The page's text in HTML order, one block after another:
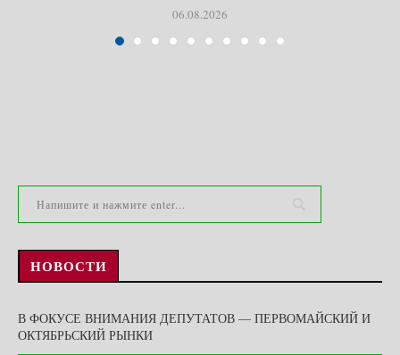
06.08.2026
НОВОСТИ
В ФОКУСЕ ВНИМАНИЯ ДЕПУТАТОВ — ПЕРВОМАЙСКИЙ И
ОКТЯБРЬСКИЙ РЫНКИ